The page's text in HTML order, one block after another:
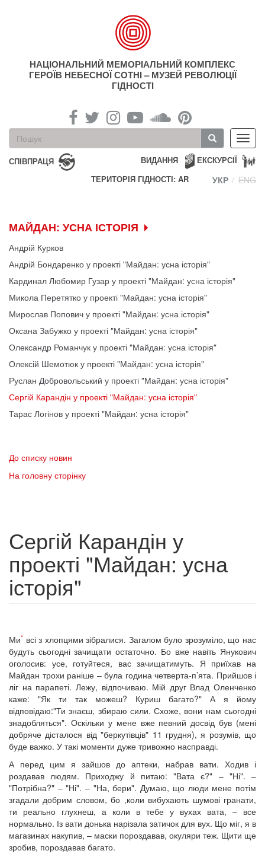
НАЦІОНАЛЬНИЙ МЕМОРІАЛЬНИЙ КОМПЛЕКС
ГЕРОЇВ НЕБЕСНОЇ СОТНІ – МУЗЕЙ РЕВОЛЮЦІЇ
ГІДНОСТІ
Пошукова
форма
Пошук
СПІВПРАЦЯ ЕКСКУРСІЇ
ВИДАННЯ
ТЕРИТОРІЯ ГІДНОСТІ: AR
УКР ENG
МАЙДАН: УСНА ІСТОРІЯ
Андрій Курков
Андрій Бондаренко у проекті "Майдан: усна історія"
Кардинал Любомир Гузар у проекті "Майдан: усна історія"
Микола Перетятко у проекті "Майдан: усна історія"
Мирослав Попович у проекті "Майдан: усна історія"
Оксана Забужко у проекті "Майдан: усна історія"
Олександр Романчук у проекті "Майдан: усна історія"
Олексій Шемотюк у проекті "Майдан: усна історія"
Руслан Добровольський у проекті "Майдан: усна історія"
Сергій Карандін у проекті "Майдан: усна історія"
Тарас Логінов у проекті "Майдан: усна історія"
До списку новин
На головну сторінку
Сергій Карандін у
проекті "Майдан: усна
історія"
Ми* всі з хлопцями зібралися. Загалом було зрозуміло, що нас
будуть сьогодні зачищати остаточно. Бо вже навіть Янукович
оголосив: усе, готуйтеся, вас зачищатимуть. Я приїхав на
Майдан трохи раніше – була година четверта-п’ята. Прийшов і
ліг на парапеті. Лежу, відпочиваю. Мій друг Влад Оленченко
каже: "Як ти так можеш? Куриш багато?" А я йому
відповідаю:"Ти знаєш, збираю сили. Схоже, вони нам сьогодні
знадобляться". Оскільки у мене вже певний досвід був (мені
добряче дісталося від "беркутівців" 11 грудня), я розумів, що
буде важко. У такі моменти дуже тривожно насправді.
А перед цим я зайшов до аптеки, набрав вати. Ходив і
роздавав людям. Приходжу й питаю: "Вата є?" – "Ні". –
"Потрібна?" – "Ні". – "На, бери". Думаю, що люди мене потім
згадали добрим словом, бо ,коли вибухають шумові гранати,
ти реально глухнеш, а коли в тебе у вухах вата, – все
нормально. Із вати донька нарізала затичок для вух. Що міг, я в
магазинах накупив, – маски пороздавав, окуляри теж. Щити ще
зробив, пороздавав багато.